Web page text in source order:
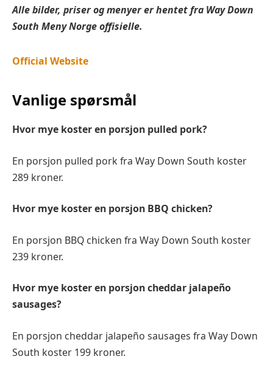
Alle bilder, priser og menyer er hentet fra Way Down
South Meny Norge offisielle.
Official Website
Vanlige spørsmål
Hvor mye koster en porsjon pulled pork?
En porsjon pulled pork fra Way Down South koster
289 kroner.
Hvor mye koster en porsjon BBQ chicken?
En porsjon BBQ chicken fra Way Down South koster
239 kroner.
Hvor mye koster en porsjon cheddar jalapeño
sausages?
En porsjon cheddar jalapeño sausages fra Way Down
South koster 199 kroner.